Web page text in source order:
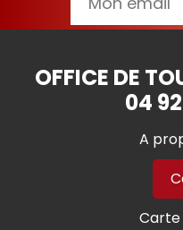
OFFICE DE
04
A